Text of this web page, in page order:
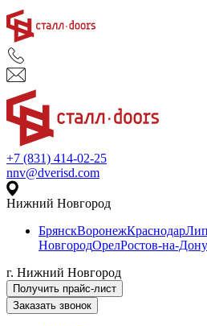
+7 (831) 414-02-25
nnv@dverisd.com
Нижний Новгород
БрянскВоронежКраснодар
НовгородОрелРостов-на-Дону
г. Нижний Новгород
Получить прайс-лист
Заказать звонок